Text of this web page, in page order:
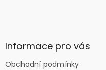
Informace pro vás
Obchodní podmínky